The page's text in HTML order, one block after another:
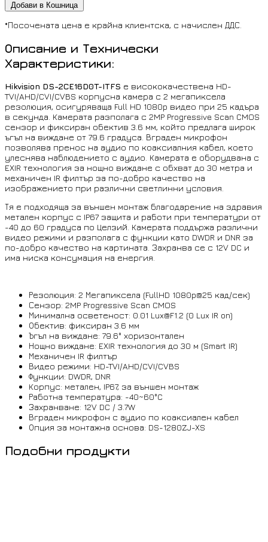
Добави в Кошница
*Посочената цена е крайна клиентска, с начислен ДДС.
Описание и Технически
Характеристики:
Hikvision DS-2CE16D0T-ITFS е висококачествена HD-
TVI/AHD/CVI/CVBS корпусна камера с 2 мегапиксела
резолюция, осигуряваща Full HD 1080p видео при 25 кадъра
в секунда. Камерата разполага с 2MP Progressive Scan CMOS
сензор и фиксиран обектив 3.6 мм, който предлага широк
ъгъл на виждане от 79.6 градуса. Вграден микрофон
позволява пренос на аудио по коаксиалния кабел, което
улеснява наблюдението с аудио. Камерата е оборудвана с
EXIR технология за нощно виждане с обхват до 30 метра и
механичен IR филтър за по-добро качество на
изображението при различни светлинни условия.
Тя е подходяща за външен монтаж благодарение на здравия
метален корпус с IP67 защита и работи при температури от
-40 до 60 градуса по Целзий. Камерата поддържа различни
видео режими и разполага с функции като DWDR и DNR за
по-добро качество на картината. Захранва се с 12V DC и
има ниска консумация на енергия.
Резолюция: 2 Мегапиксела (FullHD 1080p@25 кад/сек)
Сензор: 2MP Progressive Scan CMOS
Минимална осветеност: 0.01 Lux@F1.2 (0 Lux IR on)
Обектив: фиксиран 3.6 мм
Ъгъл на виждане: 79.6° хоризонтален
Нощно виждане: EXIR технология до 30 м (Smart IR)
Механичен IR филтър
Видео режими: HD-TVI/AHD/CVI/CVBS
Функции: DWDR, DNR
Корпус: метален, IP67, за външен монтаж
Работна температура: -40~60°C
Захранване: 12V DC / 3.7W
Вграден микрофон с аудио по коаксиален кабел
Опция за монтажна основа: DS-1280ZJ-XS
Подобни продукти